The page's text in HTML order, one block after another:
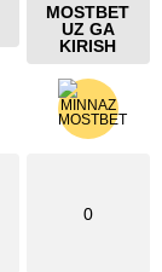
MOSTBET
UZ GA
KIRISH
0